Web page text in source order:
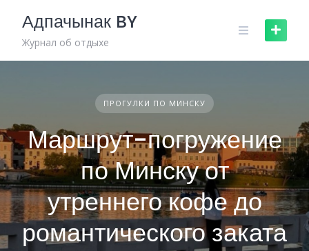
content
Адпачынак BY
Журнал об отдыхе
ПРОГУЛКИ ПО МИНСКУ
Маршрут-погружение
по Минску от
утреннего кофе до
романтического заката